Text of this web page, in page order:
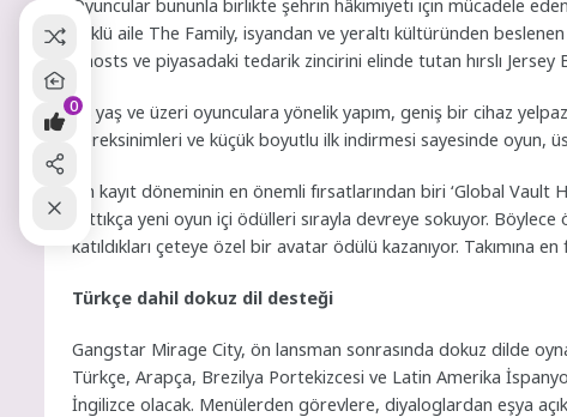
Oyuncular bununla birlikte şehrin hâkimiyeti için mücadele
köklü aile The Family, isyandan ve yeraltı kültüründen
Ghosts ve piyasadaki tedarik zincirini elinde tutan hırslı Jersey
18 yaş ve üzeri oyunculara yönelik yapım, geniş bir cihaz
gereksinimleri ve küçük boyutlu ilk indirmesi sayesinde oyun,
Ön kayıt döneminin en önemli fırsatlarından biri ‘Global Vault
arttıkça yeni oyun içi ödülleri sırayla devreye sokuyor.
katıldıkları çeteye özel bir avatar ödülü kazanıyor. Takımına
Türkçe dahil dokuz dil desteği
Gangstar Mirage City, ön lansman sonrasında dokuz dilde
Türkçe, Arapça, Brezilya Portekizcesi ve Latin Amerika
İngilizce olacak. Menülerden görevlere, diyaloglardan eşya
0